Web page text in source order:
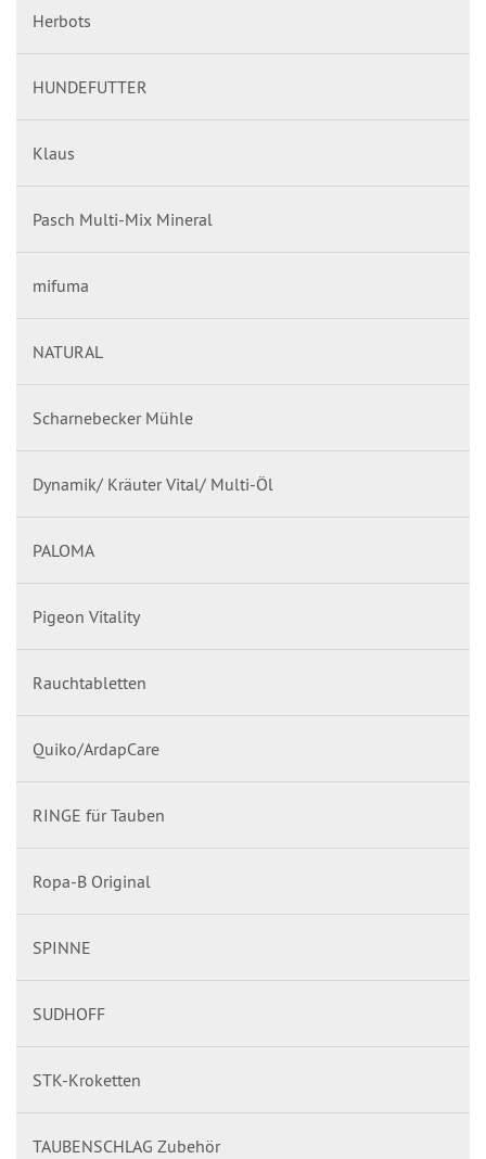
Herbots
HUNDEFUTTER
Klaus
Pasch Multi-Mix Mineral
mifuma
NATURAL
Scharnebecker Mühle
Dynamik/ Kräuter Vital/ Multi-Öl
PALOMA
Pigeon Vitality
Rauchtabletten
Quiko/ArdapCare
RINGE für Tauben
Ropa-B Original
SPINNE
SUDHOFF
STK-Kroketten
TAUBENSCHLAG Zubehör